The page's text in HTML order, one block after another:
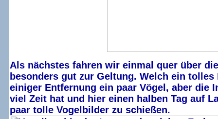
Als nächstes fahren wir einmal quer über
besonders gut zur Geltung. Welch ein
einiger Entfernung ein paar Vögel, aber
viel Zeit hat und hier einen halben Tag auf
paar tolle Vogelbilder zu schießen.